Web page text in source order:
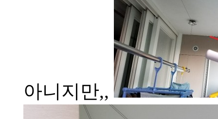
아니지만,,